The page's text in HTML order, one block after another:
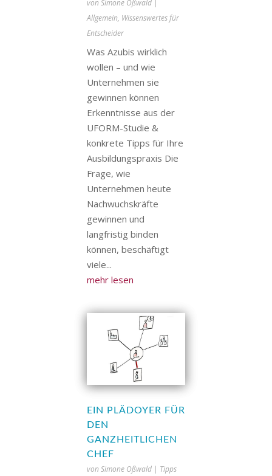
von Simone Oßwald|
Allgemein, Wissenswertes für
Entscheider
Was Azubis wirklich
wollen – und wie
Unternehmen sie
gewinnen können
Erkenntnisse aus der
UFORM-Studie &
konkrete Tipps für Ihre
Ausbildungspraxis Die
Frage, wie
Unternehmen heute
Nachwuchskräfte
gewinnen und
langfristig binden
können, beschäftigt
viele...
mehr lesen
EIN PLÄDOYER FÜR
DEN
GANZHEITLICHEN
CHEF
von Simone Oßwald| Tipps